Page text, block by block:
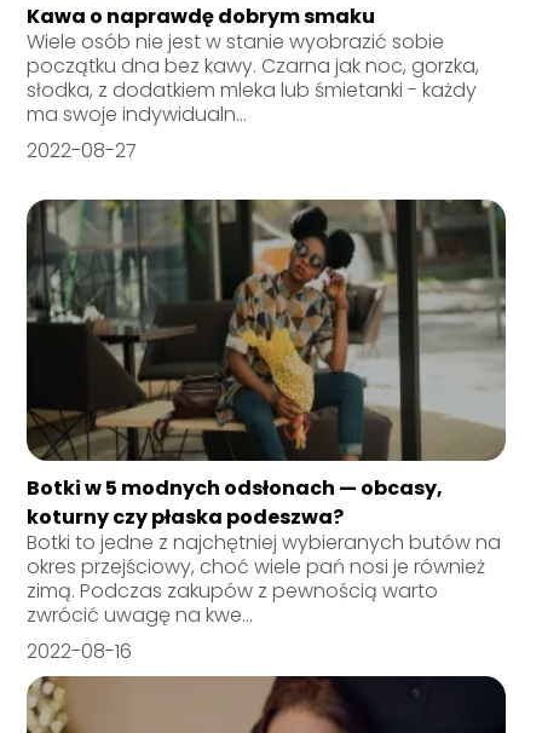
Kawa o naprawdę dobrym smaku
Wiele osób nie jest w stanie wyobrazić sobie
początku dna bez kawy. Czarna jak noc, gorzka,
słodka, z dodatkiem mleka lub śmietanki - każdy
ma swoje indywidualn...
2022-08-27
Botki w 5 modnych odsłonach — obcasy,
koturny czy płaska podeszwa?
Botki to jedne z najchętniej wybieranych butów na
okres przejściowy, choć wiele pań nosi je również
zimą. Podczas zakupów z pewnością warto
zwrócić uwagę na kwe...
2022-08-16